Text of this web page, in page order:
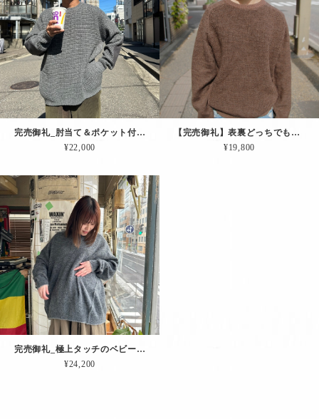
完売御礼_肘当て＆ポケット付きの、過去最高に「ゆったりしたプルオーバー（グレー）
¥22,000
【完売御礼】表裏どっちでも着れるニット「コンビ・リバーシブルPO.（ブラウン）」
¥19,800
完売御礼_極上タッチのベビーアルパカを使った「リバーシブルPO.（グレー）」
¥24,200